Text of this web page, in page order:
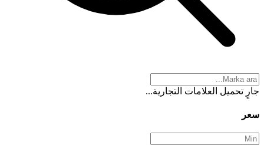
جارٍ تحميل العلامات التجارية...
سعر